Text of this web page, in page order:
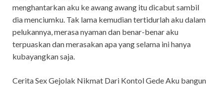
menghantarkan aku ke awang awang itu dicabut sambil
dia menciumku. Tak lama kemudian tertidurlah aku dalam
pelukannya, merasa nyaman dan benar-benar aku
terpuaskan dan merasakan apa yang selama ini hanya
kubayangkan saja.
Cerita Sex Gejolak Nikmat Dari Kontol Gede Aku bangun